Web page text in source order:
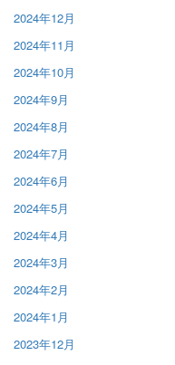
2024年12月
2024年11月
2024年10月
2024年9月
2024年8月
2024年7月
2024年6月
2024年5月
2024年4月
2024年3月
2024年2月
2024年1月
2023年12月